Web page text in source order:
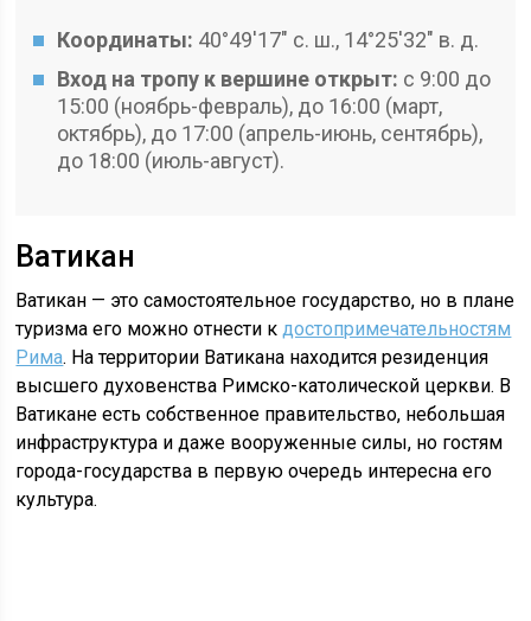
Координаты: 40°49′17″ с. ш., 14°25′32″ в. д.
Вход на тропу к вершине открыт: с 9:00 до
15:00 (ноябрь-февраль), до 16:00 (март,
октябрь), до 17:00 (апрель-июнь, сентябрь),
до 18:00 (июль-август).
Ватикан
Ватикан — это самостоятельное государство, но в плане
туризма его можно отнести к достопримечательностям
Рима. На территории Ватикана находится резиденция
высшего духовенства Римско-католической церкви. В
Ватикане есть собственное правительство, небольшая
инфраструктура и даже вооруженные силы, но гостям
города-государства в первую очередь интересна его
культура.